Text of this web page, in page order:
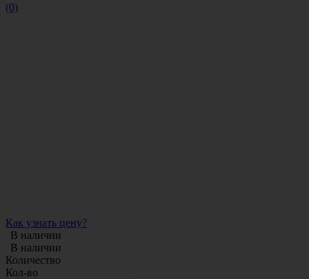
(0)
Как узнать цену?
В наличии
В наличии
Количество
Кол-во